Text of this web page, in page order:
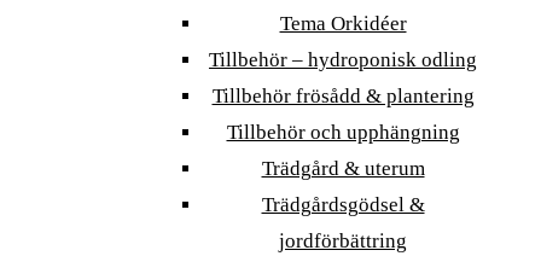
Tema Orkidéer
Tillbehör – hydroponisk odling
Tillbehör frösådd & plantering
Tillbehör och upphängning
Trädgård & uterum
Trädgårdsgödsel &
jordförbättring